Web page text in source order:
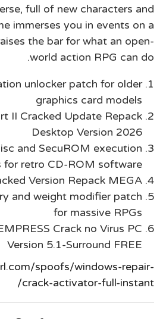
full of new characters and
immerses you in events on a
the bar for what an open-
world action RPG can do.
unlocker patch for older
graphics card models
II Cracked Update Repack
Desktop Version 2026
and SecuROM execution
for retro CD-ROM software
Version Repack MEGA
and weight modifier patch
for massive RPGs
Crack no Virus PC
Version 5.1-Surround FREE
spoofs/windows-repair-
crack-activator-full-instant/